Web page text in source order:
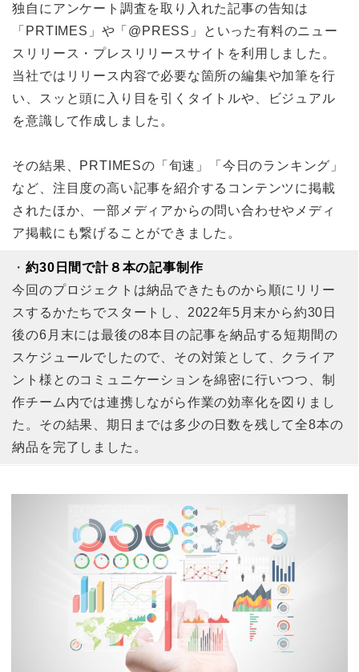
独自にアンケート調査を取り入れた記事の告知は
「PRTIMES」や「@PRESS」といった有料のニュー
スリリース・プレスリリースサイトを利用しました。
当社ではリリース内容で必要な箇所の編集や加筆を行
い、スッと頭に入り目を引くタイトルや、ビジュアル
を意識して作成しました。
その結果、PRTIMESの「旬速」「今日のランキング」
など、注目度の高い記事を紹介するコンテンツに掲載
されたほか、一部メディアからの問い合わせやメディ
ア掲載にも繋げることができました。
・約30日間で計８本の記事制作
今回のプロジェクトは納品できたものから順にリリー
スするかたちでスタートし、2022年5月末から約30日
後の6月末には最後の8本目の記事を納品する短期間の
スケジュールでしたので、その対策として、クライア
ント様とのコミュニケーションを綿密に行いつつ、制
作チーム内では連携しながら作業の効率化を図りまし
た。その結果、期日までは多少の日数を残して全8本の
納品を完了しました。